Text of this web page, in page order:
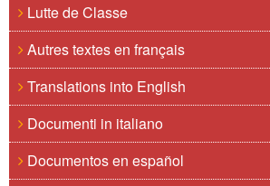
Lutte de Classe
Autres textes en français
Translations into English
Documenti in italiano
Documentos en español